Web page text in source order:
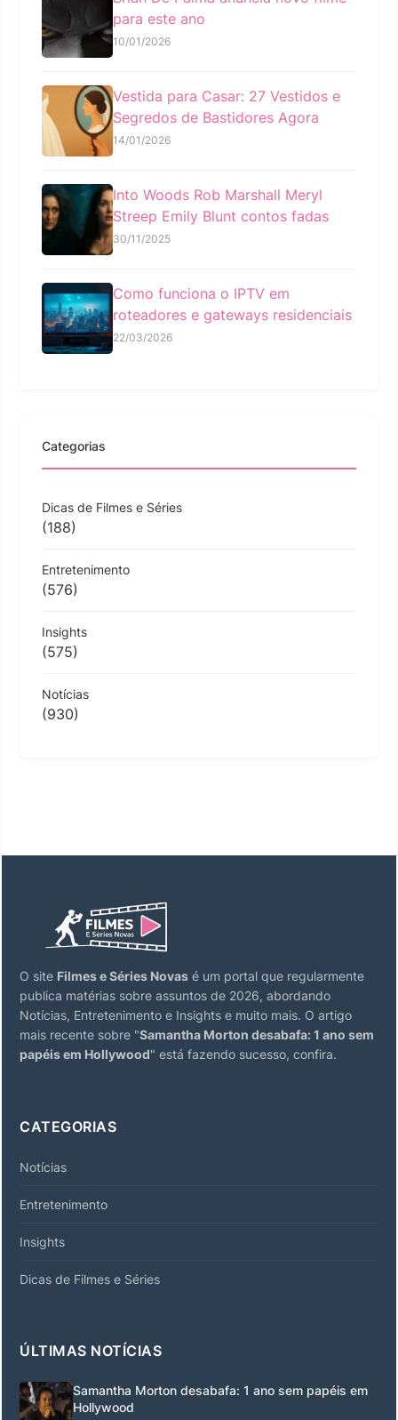
para este ano
10/01/2026
Vestida para Casar: 27 Vestidos e
Segredos de Bastidores Agora
14/01/2026
Into Woods Rob Marshall Meryl
Streep Emily Blunt contos fadas
30/11/2025
Como funciona o IPTV em
roteadores e gateways residenciais
22/03/2026
Categorias
Dicas de Filmes e Séries
(188)
Entretenimento
(576)
Insights
(575)
Notícias
(930)
O site Filmes e Séries Novas é um portal que regularmente
publica matérias sobre assuntos de 2026, abordando
Notícias, Entretenimento e Insights e muito mais. O artigo
mais recente sobre "Samantha Morton desabafa: 1 ano sem
papéis em Hollywood" está fazendo sucesso, confira.
CATEGORIAS
Notícias
Entretenimento
Insights
Dicas de Filmes e Séries
ÚLTIMAS NOTÍCIAS
Samantha Morton desabafa: 1 ano sem papéis em
Hollywood